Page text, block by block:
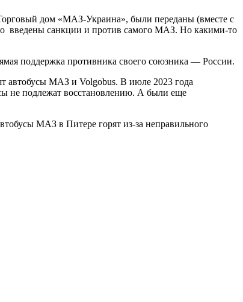
дом «МАЗ-Украина», были переданы (вместе с
введены санкции и против самого МАЗ. Но какими-то
поддержка противника своего союзника — России.
автобусы МАЗ и Volgobus. В июле 2023 года
не подлежат восстановлению. А были еще
МАЗ в Питере горят из-за неправильного